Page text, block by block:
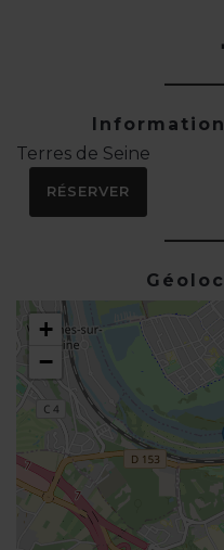
Terres de Seine
RÉSERVER
+
−